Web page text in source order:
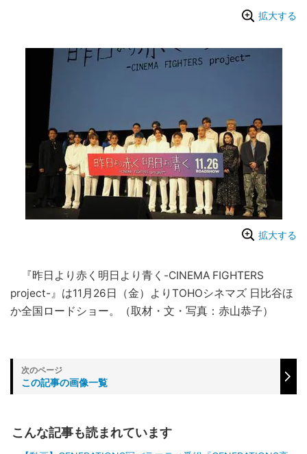
拡大する
拡大する
『昨日より赤く明日より青く-CINEMA FIGHTERS
project-』は11月26日（金）よりTOHOシネマズ 日比谷ほ
か全国ロードショー。（取材・文・写真：赤山恭子）
この記事の画像一覧
こんな記事も読まれています